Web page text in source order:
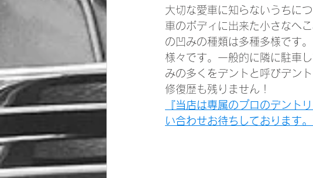
大切な愛車に知らないうちに
車のボディに出来た小さなへ
の凹みの種類は多種多様です
様々です。一般的に隣に駐車
みの多くをデントと呼びデン
修復歴も残りません！
『当店は専属のプロのデント
い合わせお待ちしております。